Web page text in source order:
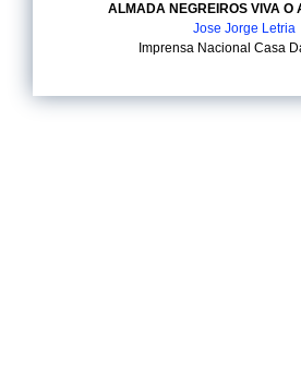
ALMADA NEGREIROS VIVA O
Jose Jorge Letria
Imprensa Nacional Casa